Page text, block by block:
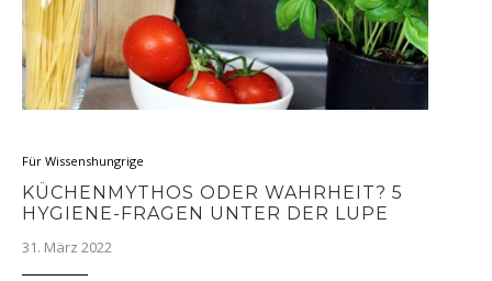
Für Wissenshungrige
KÜCHENMYTHOS ODER WAHRHEIT? 5
HYGIENE-FRAGEN UNTER DER LUPE
31. März 2022